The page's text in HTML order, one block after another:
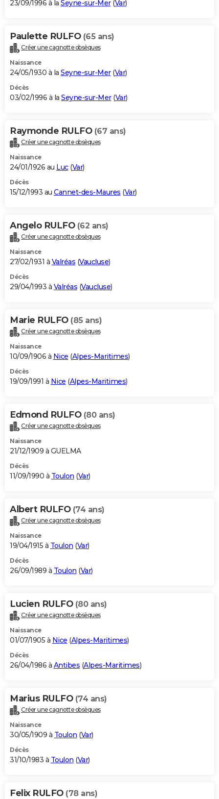
23/09/1996 à la Seyne-sur-Mer(Var)
Paulette RULFO (65 ans)
Créer une cagnotte obsèques
Naissance
24/05/1930 à la Seyne-sur-Mer(Var)
Décès
03/02/1996 à la Seyne-sur-Mer(Var)
Raymonde RULFO (67 ans)
Créer une cagnotte obsèques
Naissance
24/01/1926 au Luc(Var)
Décès
15/12/1993 au Cannet-des-Maures (Var)
Angelo RULFO (62 ans)
Créer une cagnotte obsèques
Naissance
27/02/1931 à Valréas (Vaucluse)
Décès
29/04/1993 à Valréas (Vaucluse)
Marie RULFO (85 ans)
Créer une cagnotte obsèques
Naissance
10/09/1906 à Nice (Alpes-Maritimes)
Décès
19/09/1991 à Nice (Alpes-Maritimes)
Edmond RULFO (80 ans)
Créer une cagnotte obsèques
Naissance
21/12/1909 à GUELMA
Décès
11/09/1990 à Toulon (Var)
Albert RULFO (74 ans)
Créer une cagnotte obsèques
Naissance
19/04/1915 à Toulon (Var)
Décès
26/09/1989 à Toulon (Var)
Lucien RULFO (80 ans)
Créer une cagnotte obsèques
Naissance
01/07/1905 à Nice (Alpes-Maritimes)
Décès
26/04/1986 à Antibes (Alpes-Maritimes)
Marius RULFO (74 ans)
Créer une cagnotte obsèques
Naissance
30/05/1909 à Toulon (Var)
Décès
31/10/1983 à Toulon (Var)
Felix RULFO (78 ans)